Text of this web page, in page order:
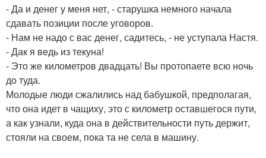
- Да и денег у меня нет, - старушка немного начала
сдавать позиции после уговоров.
- Нам не надо с вас денег, садитесь, - не уступала Настя.
- Дак я ведь из текуна!
- Это же километров двадцать! Вы протопаете всю ночь
до туда.
Молодые люди сжалились над бабушкой, предполагая,
что она идет в чащиху, это с километр оставшегося пути,
а как узнали, куда она в действительности путь держит,
стояли на своем, пока та не села в машину.